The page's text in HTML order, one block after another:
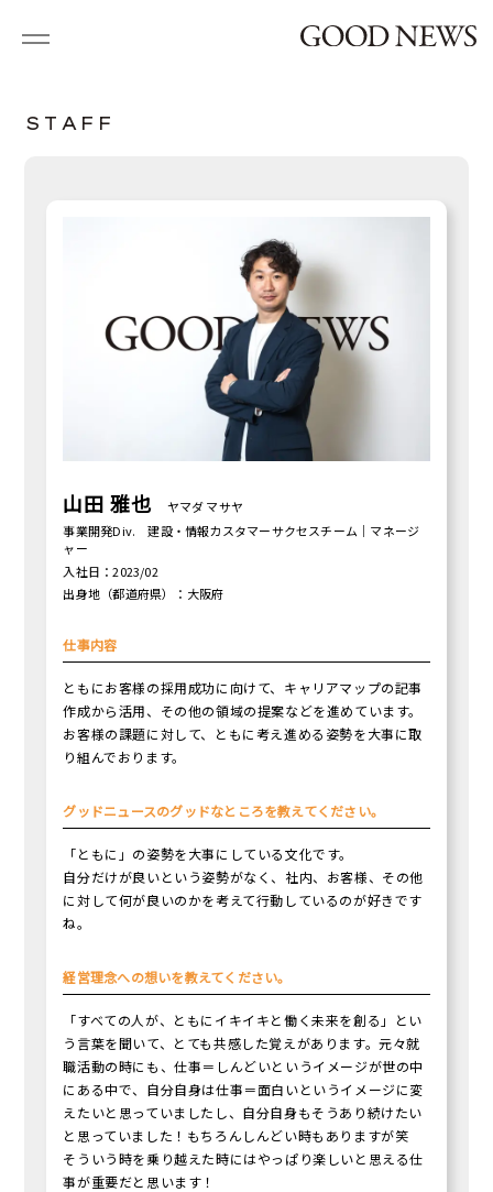
S T A F F
山田 雅也
ヤマダ マサヤ
事業開発Div. 建設・情報カスタマーサクセスチーム｜マネージ
ャー
入社日：2023/02
出身地（都道府県）：大阪府
仕事内容
ともにお客様の採用成功に向けて、キャリアマップの記事
作成から活用、その他の領域の提案などを進めています。
お客様の課題に対して、ともに考え進める姿勢を大事に取
り組んでおります。
グッドニュースのグッドなところを教えてください。
「ともに」の姿勢を大事にしている文化です。
自分だけが良いという姿勢がなく、社内、お客様、その他
に対して何が良いのかを考えて行動しているのが好きです
ね。
経営理念への想いを教えてください。
「すべての人が、ともにイキイキと働く未来を創る」とい
う言葉を聞いて、とても共感した覚えがあります。元々就
職活動の時にも、仕事＝しんどいというイメージが世の中
にある中で、自分自身は仕事＝面白いというイメージに変
えたいと思っていましたし、自分自身もそうあり続けたい
と思っていました！もちろんしんどい時もありますが笑
そういう時を乗り越えた時にはやっぱり楽しいと思える仕
事が重要だと思います！